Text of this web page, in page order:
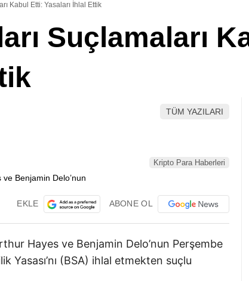
Kabul Etti: Yasaları İhlal Ettik
Suçlamaları
TÜM YAZILARI
Kripto Para Haberleri
EKLE ABONE OL
Hayes ve Benjamin Delo’nun Perşembe
Yasası’nı (BSA) ihlal etmekten suçlu